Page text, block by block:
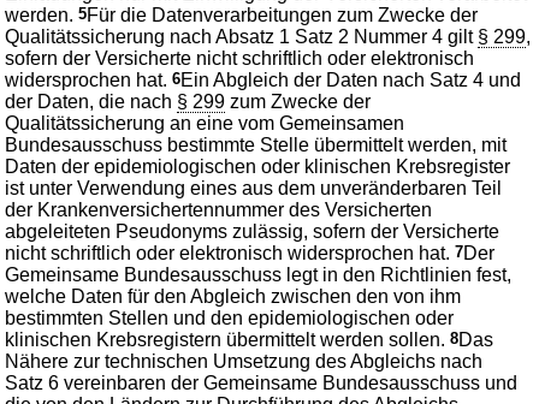
werden.5Für die Datenverarbeitungen zum Zwecke der
Qualitätssicherung nach Absatz 1 Satz 2 Nummer 4 gilt § 299,
sofern der Versicherte nicht schriftlich oder elektronisch
widersprochen hat.6Ein Abgleich der Daten nach Satz 4 und
der Daten, die nach § 299 zum Zwecke der
Qualitätssicherung an eine vom Gemeinsamen
Bundesausschuss bestimmte Stelle übermittelt werden, mit
Daten der epidemiologischen oder klinischen Krebsregister
ist unter Verwendung eines aus dem unveränderbaren Teil
der Krankenversichertennummer des Versicherten
abgeleiteten Pseudonyms zulässig, sofern der Versicherte
nicht schriftlich oder elektronisch widersprochen hat.7Der
Gemeinsame Bundesausschuss legt in den Richtlinien fest,
welche Daten für den Abgleich zwischen den von ihm
bestimmten Stellen und den epidemiologischen oder
klinischen Krebsregistern übermittelt werden sollen.8Das
Nähere zur technischen Umsetzung des Abgleichs nach
Satz 6 vereinbaren der Gemeinsame Bundesausschuss und